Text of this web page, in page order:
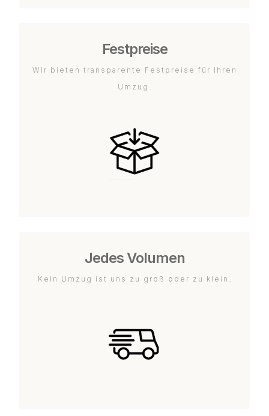
Festpreise
Wir bieten transparente Festpreise für Ihren
Umzug.
Jedes Volumen
Kein Umzug ist uns zu groß oder zu klein.